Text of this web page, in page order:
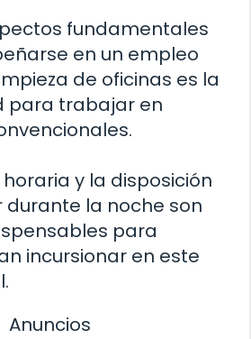
fundamentales
en un empleo
de oficinas es la
para trabajar en
y la disposición
la noche son
para
incursionar en este
Anuncios